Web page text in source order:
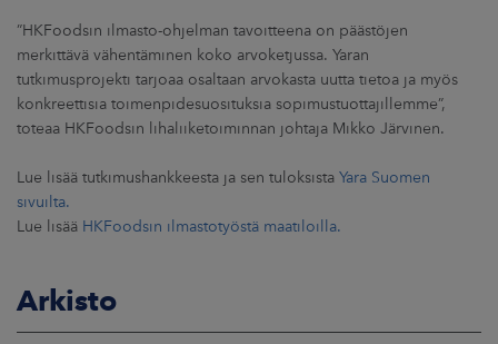
”HKFoodsin ilmasto-ohjelman tavoitteena on päästöjen
merkittävä vähentäminen koko arvoketjussa. Yaran
tutkimusprojekti tarjoaa osaltaan arvokasta uutta tietoa ja myös
konkreettisia toimenpidesuosituksia sopimustuottajillemme”,
toteaa HKFoodsin lihaliiketoiminnan johtaja Mikko Järvinen.
Lue lisää tutkimushankkeesta ja sen tuloksista Yara Suomen
sivuilta.
Lue lisää HKFoodsin ilmastotyöstä maatiloilla.
Arkisto